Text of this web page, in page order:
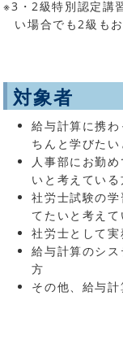
※3・2級特別認定講
い場合でも2級も
対象者
給与計算に携
ちんと学びた
人事部にお勤
いと考えている
社労士試験の
てたいと考えて
社労士として
給与計算のシ
方
その他、給与